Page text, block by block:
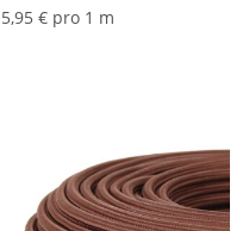
5,95 € pro 1 m